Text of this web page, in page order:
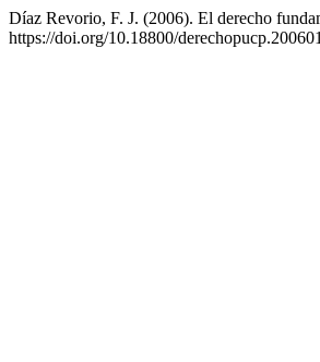
Díaz Revorio, F. J. (2006). El derecho
https://doi.org/10.18800/